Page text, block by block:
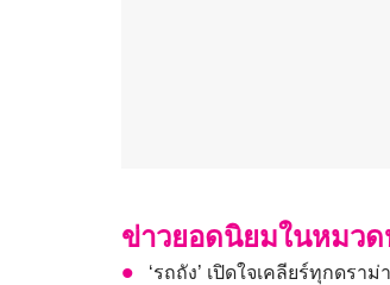
ข่าวยอดนิยมในหมว
‘รถถัง’ เปิดใจเคลียร์ทุกดร